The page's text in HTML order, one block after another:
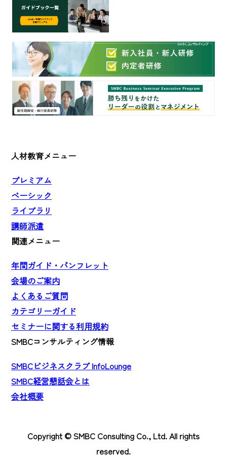
人材教育メニュー
プレミアム
ベーシック
ライブラリ
講師派遣
関連メニュー
年間ガイド・パンフレット
会場のご案内
よくあるご質問
カテゴリーガイド
セミナーに関する利用規約
SMBCコンサルティング情報
SMBCビジネスクラブ InfoLounge
SMBC経営懇話会とは
会社概要
Copyright © SMBC Consulting Co., Ltd. All rights
reserved.